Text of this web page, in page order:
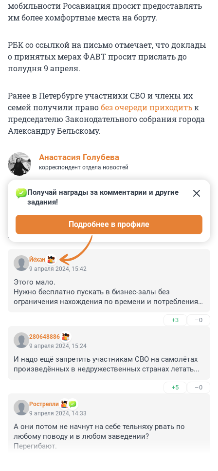
мобильности Росавиация просит предоставлять
им более комфортные места на борту.
РБК со ссылкой на письмо отмечает, что доклады
о принятых мерах ФАВТ просит прислать до
полудня 9 апреля.
Ранее в Петербурге участники СВО и члены их
семей получили правобез очереди приходитьк
председателю Законодательного собрания города
Александру Бельскому.
Анастасия Голубева
корреспондент отдела новостей
КОММЕНТАРИИ 18
Йёхан
Получай награды за комментарии и другие
задания!
Подробнее в профиле
9 апреля 2024, 15:42
Этого мало.
Нужно бесплатно пускать в бизнес-залы без
ограничения нахождения по времени и потребления
+3 –0
280648886
9 апреля 2024, 15:24
И надо ещё запретить участникам СВО на самолётах
произведённых в недружественных странах летать...
+5 –0
Рострелли
9 апреля 2024, 14:33
А они потом не начнут на себе тельняху рвать по
любому поводу и в любом заведении?
Перегибают.